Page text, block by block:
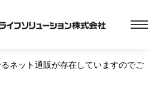
ネット通販が存在していますのでご